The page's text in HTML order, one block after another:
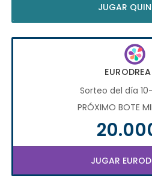
JUGAR
Sorteo del día
PRÓXIMO BOTE
JUGAR